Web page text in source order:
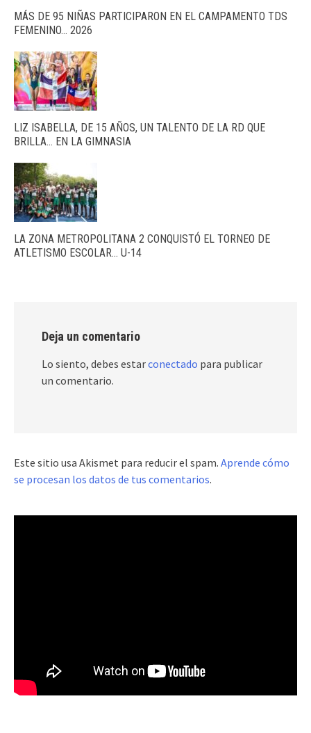
MÁS DE 95 NIÑAS PARTICIPARON EN EL CAMPAMENTO TDS
FEMENINO… 2026
LIZ ISABELLA, DE 15 AÑOS, UN TALENTO DE LA RD QUE
BRILLA… EN LA GIMNASIA
LA ZONA METROPOLITANA 2 CONQUISTÓ EL TORNEO DE
ATLETISMO ESCOLAR… U-14
Deja un comentario
Lo siento, debes estarconectado para publicar
un comentario.
Este sitio usa Akismet para reducir el spam. Aprende cómo
se procesan los datos de tus comentarios.